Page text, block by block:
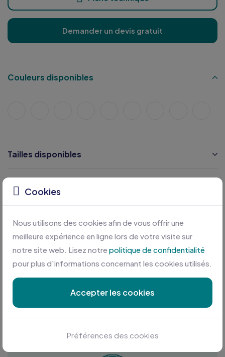
Demander un devis gratuit
Couleurs disponibles
Tailles disponibles
Personnalisation sur mesure
Profitez des meilleures conditions en plus d'une équipe
à votre écoute
Cookies
Nous utilisons des cookies afin de vous offrir une
meilleure expérience en ligne lors de votre visite sur
notre site web. Lisez notre politique de confidentialité
pour plus d'informations concernant les cookies utilisés.
Accepter les cookies
Préférences des cookies